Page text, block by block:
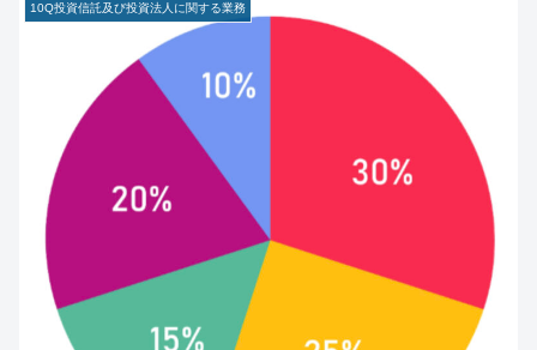
10Q投資信託及び投資法人に関する業務